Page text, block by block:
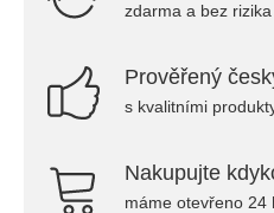
zdarma a bez rizika
Prověřený
s kvalitními
Nakupujte
máme otevřeno 24